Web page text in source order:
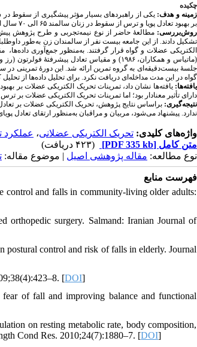
چکیده
زمینه و هدف: یکی از راهبردهای بسیار مؤثر پیشگیری از سقوط
بر بهبود تعادل پویا و ترس از سقوط در زنان سالمند ۶۵ الی ۷۰ سال انجام شد.
روش‌‌بررسی:
تشکیل دادند. از این جامعه بیست نفر از سالمندان زن به‌طور
الکتریکی عضلات و گواه قرار گرفتند.
به‌منظور جمع‌آوری داده‌ها،
(ماتیاس و همکاران، ۱۹۸۶) و مقیاس
تعادل پیشرفتهٔ فولرتون (رز و
جلسهٔ بیست‌دقیقه‌ای به گروه تمرین ارائه شد. این دورهٔ تمرینی
گواه در این مدت مداخله‌ای دریافت نکرد. برای تحلیل داده‌ها از تحلیل
یافته‌ها: یافته‌ها نشان داد، تمرینات تحریک الکتریکی عضلات بر
دارای تأثیر معنادار بود؛ اما تمرینات تحریک الکتریکی عضلات بر ترس از
نتیجه‌گیری:
ندارد. پیشنهاد می‌شود، مربیان و مراقبان به‌منظور ارتقای تعادل
واژه‌های کلیدی: تحریک الکتریکی عضلانی، عملکرد
متن کامل [PDF 335 kb]
(۴۲۳ دریافت)
نوع مطالعه: مقاله پژوهشی اصیل | موضوع مقاله:
فهرست منابع
control and falls in community-living older adults:
surgery. Salmand: Iranian Journal of
control and risk of falls in elderly. Journal
[DOI]
of fall and improving balance and functional
on resting metabolic rate, body composition,
Cond Res. 2010;24(7):1880–7. [DOI]